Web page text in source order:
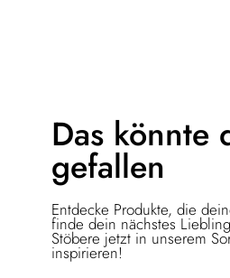
Das könnte
gefallen
Entdecke Produkte, die
finde dein nächstes
Stöbere jetzt in unserem
inspirieren!